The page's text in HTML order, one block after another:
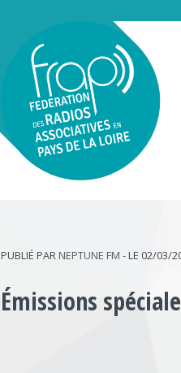
PUBLIÉ PAR NEPTUNE FM - LE 02/03/
Émissions